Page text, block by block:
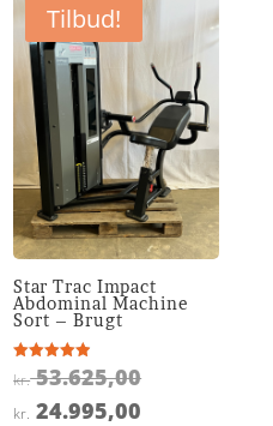
Tilbud!
Star Trac Impact
Abdominal Machine
Sort – Brugt
Vurderet
4.9
kr.53.625,00Den
kr. 24.995,00